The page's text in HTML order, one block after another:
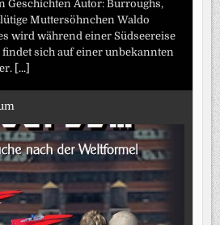
Geschichten Autor: Burroughs,
Muttersöhnchen Waldo
wird während einer Südseereise
findet sich auf einer unbekannten
[...]